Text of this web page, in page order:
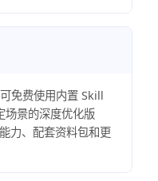
免费使用内置 Skill
场景的深度优化版
力、配套资料包和更